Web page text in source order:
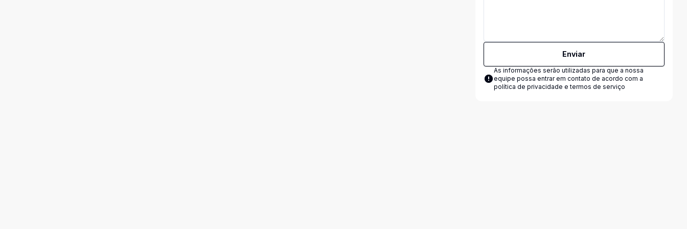
Enviar
As informações serão utilizadas para que a nossa
equipe possa entrar em contato de acordo com a
política de privacidade e termos de serviço